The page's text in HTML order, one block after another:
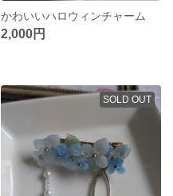
かわいいハロウィンチャーム
2,000円
SOLD OUT